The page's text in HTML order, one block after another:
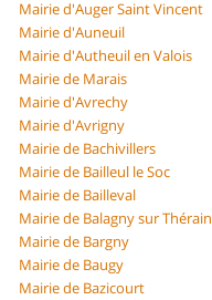
Mairie d'Auger Saint Vincent
Mairie d'Auneuil
Mairie d'Autheuil en Valois
Mairie de Marais
Mairie d'Avrechy
Mairie d'Avrigny
Mairie de Bachivillers
Mairie de Bailleul le Soc
Mairie de Bailleval
Mairie de Balagny sur Thérain
Mairie de Bargny
Mairie de Baugy
Mairie de Bazicourt